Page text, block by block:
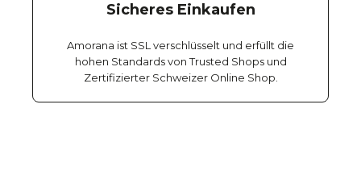
Sicheres Einkaufen
Amorana ist SSL verschlüsselt und erfüllt die
hohen Standards von Trusted Shops und
Zertifizierter Schweizer Online Shop.